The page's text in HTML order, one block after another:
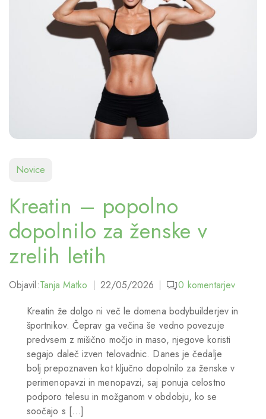
Novice
Kreatin – popolno
dopolnilo za ženske v
zrelih letih
Objavil:Tanja Matko 22/05/2026 0 komentarjev
Kreatin že dolgo ni več le domena bodybuilderjev in
športnikov. Čeprav ga večina še vedno povezuje
predvsem z mišično močjo in maso, njegove koristi
segajo daleč izven telovadnic. Danes je čedalje
bolj prepoznaven kot ključno dopolnilo za ženske v
perimenopavzi in menopavzi, saj ponuja celostno
podporo telesu in možganom v obdobju, ko se
soočajo s […]